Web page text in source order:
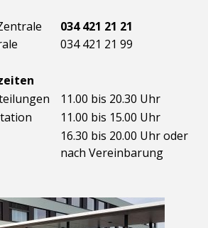
034 421 21 21
034 421 21 99
11.00 bis 20.30 Uhr
11.00 bis 15.00 Uhr
16.30 bis 20.00 Uhr oder
nach Vereinbarung